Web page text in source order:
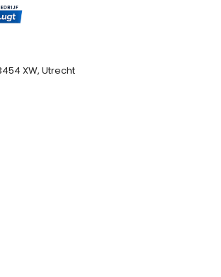
XW, Utrecht